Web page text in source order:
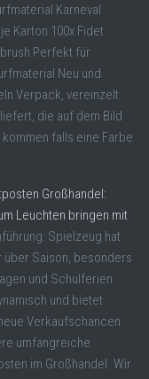
Karneval
Karton 100x Fidet
Perfekt für
Neu und
Verpack, vereinzelt
die auf dem Bild
falls eine Farbe
Großhandel:
Leuchten bringen mit
Spielzeug hat
über Saison, besonders
und Schulferien.
und bietet
Verkaufschancen.
umfangreiche
im Großhandel. Wir